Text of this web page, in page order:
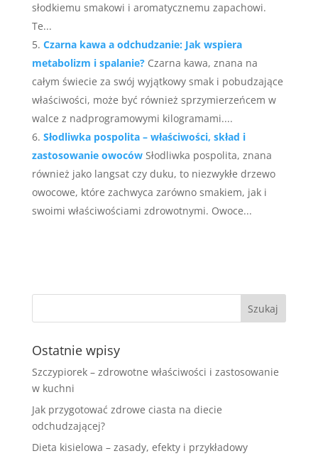
słodkiemu smakowi i aromatycznemu zapachowi.
Te...
Czarna kawa a odchudzanie: Jak wspiera
metabolizm i spalanie? Czarna kawa, znana na
całym świecie za swój wyjątkowy smak i pobudzające
właściwości, może być również sprzymierzeńcem w
walce z nadprogramowymi kilogramami....
Słodliwka pospolita – właściwości, skład i
zastosowanie owoców Słodliwka pospolita, znana
również jako langsat czy duku, to niezwykłe drzewo
owocowe, które zachwyca zarówno smakiem, jak i
swoimi właściwościami zdrowotnymi. Owoce...
Ostatnie wpisy
Szczypiorek – zdrowotne właściwości i zastosowanie
w kuchni
Jak przygotować zdrowe ciasta na diecie
odchudzającej?
Dieta kisielowa – zasady, efekty i przykładowy